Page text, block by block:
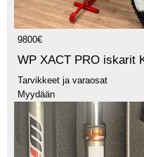
9800€
WP XACT PRO iskarit
Tarvikkeet ja varaosat
Myydään